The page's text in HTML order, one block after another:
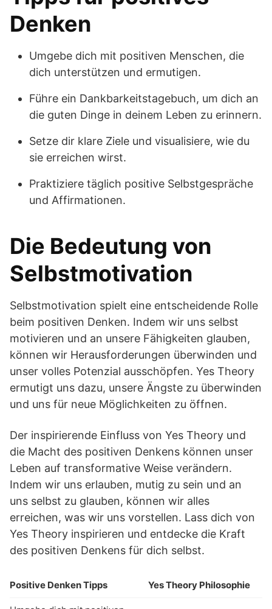
Denken
Umgebe dich mit positiven Menschen, die
dich unterstützen und ermutigen.
Führe ein Dankbarkeitstagebuch, um dich an
die guten Dinge in deinem Leben zu erinnern.
Setze dir klare Ziele und visualisiere, wie du
sie erreichen wirst.
Praktiziere täglich positive Selbstgespräche
und Affirmationen.
Die Bedeutung von
Selbstmotivation
Selbstmotivation spielt eine entscheidende Rolle
beim positiven Denken. Indem wir uns selbst
motivieren und an unsere Fähigkeiten glauben,
können wir Herausforderungen überwinden und
unser volles Potenzial ausschöpfen. Yes Theory
ermutigt uns dazu, unsere Ängste zu überwinden
und uns für neue Möglichkeiten zu öffnen.
Der inspirierende Einfluss von Yes Theory und
die Macht des positiven Denkens können unser
Leben auf transformative Weise verändern.
Indem wir uns erlauben, mutig zu sein und an
uns selbst zu glauben, können wir alles
erreichen, was wir uns vorstellen. Lass dich von
Yes Theory inspirieren und entdecke die Kraft
des positiven Denkens für dich selbst.
Positive Denken Tipps Yes Theory Philosophie